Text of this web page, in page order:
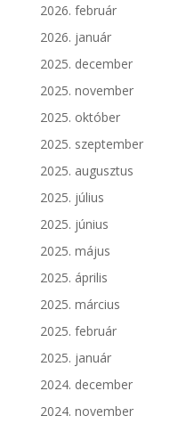
2026. február
2026. január
2025. december
2025. november
2025. október
2025. szeptember
2025. augusztus
2025. július
2025. június
2025. május
2025. április
2025. március
2025. február
2025. január
2024. december
2024. november